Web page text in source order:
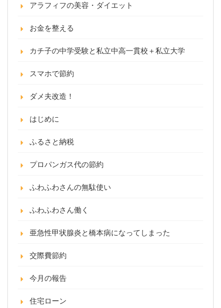
アラフィフの美容・ダイエット
お金を整える
カチ子の中学受験と私立中高一貫校＋私立大学
スマホで節約
ダメ夫改造！
はじめに
ふるさと納税
プロパンガス代の節約
ふわふわさんの無駄使い
ふわふわさん働く
亜急性甲状腺炎と橋本病になってしまった
交際費節約
今月の報告
住宅ローン